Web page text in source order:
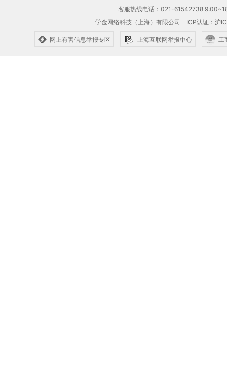
客服热线电话：021-61542738
学金网络科技（上海）有限公司 ICP认证：沪
网上有害信息举报专区 上海互联网举报中心 工